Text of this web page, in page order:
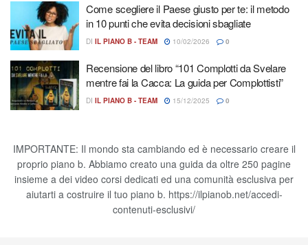
Come scegliere il Paese giusto per te: il metodo
in 10 punti che evita decisioni sbagliate
DI IL PIANO B - TEAM 10/02/2026 0
Recensione del libro “101 Complotti da Svelare
mentre fai la Cacca: La guida per Complottisti”
DI IL PIANO B - TEAM 15/12/2025 0
IMPORTANTE: Il mondo sta cambiando ed è necessario creare il
proprio piano b. Abbiamo creato una guida da oltre 250 pagine
insieme a dei video corsi dedicati ed una comunità esclusiva per
aiutarti a costruire il tuo piano b. https://ilpianob.net/accedi-
contenuti-esclusivi/